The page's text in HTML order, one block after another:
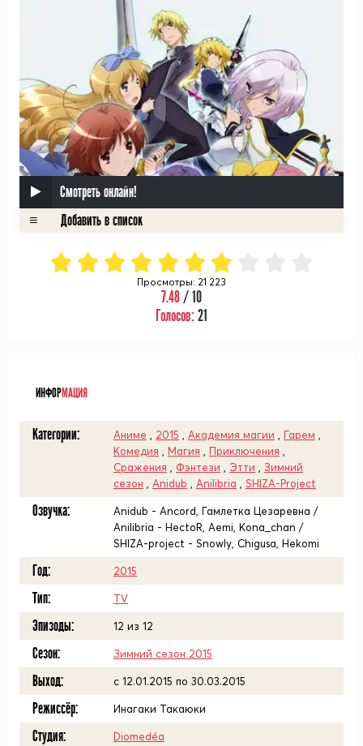
Смотреть онлайн!
Просмотры: 21 223
7.48/ 10
Голосов: 21
ИНФОРМАЦИЯ
Категории: Аниме 2015 Академия магии Гарем
Комедия
Магия Приключения
Сражения
Фэнтези Этти
Зимний
сезон
Anidub Anilibria SHIZA-Project
Озвучка:
Anidub - Ancord, Гамлетка Цезаревна /
Anilibria - HectoR, Aemi, Kona_chan /
SHIZA-project - Snowly, Chigusa, Hekomi
Год: 2015
Тип: TV
Эпизоды: 12 из 12
Сезон: Зимний сезон 2015
Выход: c 12.01.2015 по 30.03.2015
Режиссёр: Инагаки Такаюки
Студия: Diomedéa